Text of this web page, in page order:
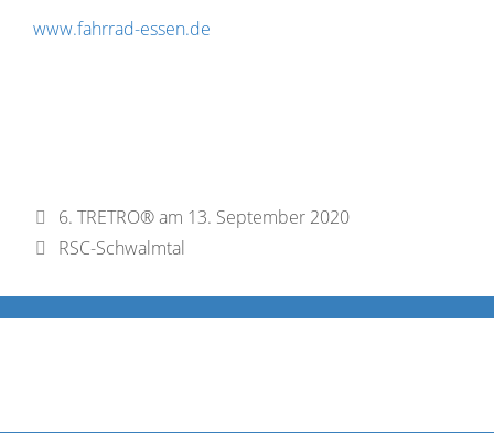
www.fahrrad-essen.de
6. TRETRO® am 13. September 2020
RSC-Schwalmtal